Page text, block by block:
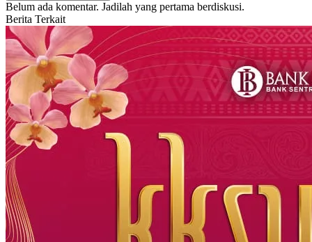
Belum ada komentar. Jadilah yang pertama berdiskusi.
Berita Terkait